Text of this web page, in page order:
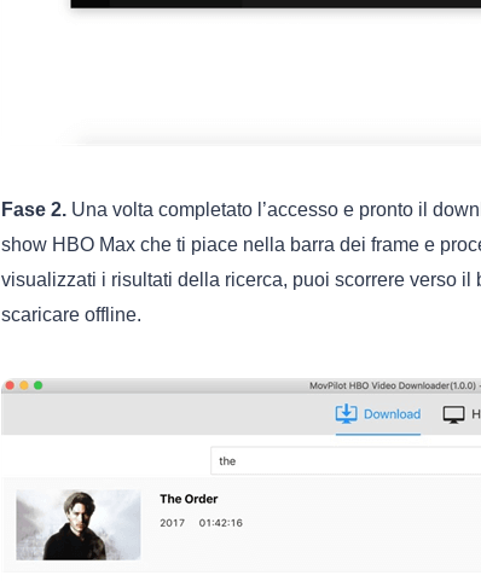
Fase 2. Una volta completato l’accesso e pronto il
show HBO Max che ti piace nella barra dei frame e
visualizzati i risultati della ricerca, puoi scorrere verso
scaricare offline.